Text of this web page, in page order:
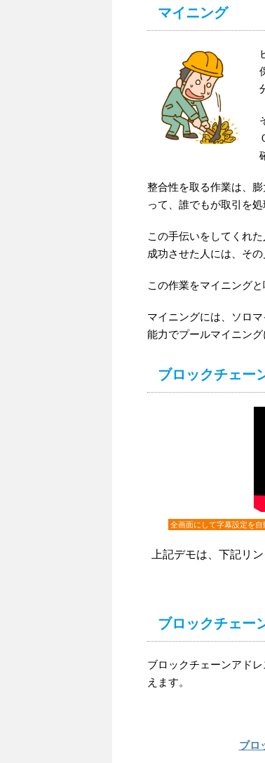
マイニング
整合性を取る作業は、
って、誰でもが取引を
この手伝いをしてくれ
成功させた人には、そ
この作業をマイニングと
マイニングには、ソロ
能力でプールマイニング
ブロックチェー
全画面にして字幕設定を
上記デモは、下記リ
ブロックチェー
ブロックチェーンアド
えます。
ブロ